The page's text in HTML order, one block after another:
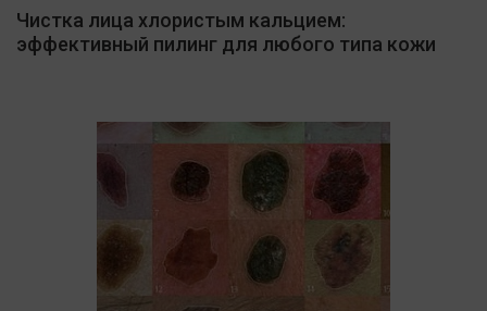
Чистка лица хлористым кальцием:
эффективный пилинг для любого типа кожи